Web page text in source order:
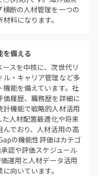
断の人材管理を一つの
料になります。
を備える
スを中核に、次世代リ
ル・キャリア管理など多
能を備えています。社
価履歴、職務歴を詳細に
機能で戦略的人材活用
人材配置最適化や将来
でおり、人材活用の高
の機能性評価はカテゴ
認や評価スケジュール
運用と人材データ活用
向いています。